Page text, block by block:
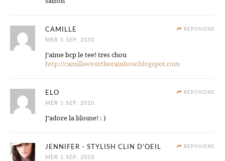
RÉPONDRE
CAMILLE
MER 1 SEP, 2010
j’aime bcp le tee! tres chou
http://camilleovertherainbow.blogspot.com
RÉPONDRE
ELO
MER 1 SEP, 2010
J’adore la blouse! : )
RÉPONDRE
JENNIFER - STYLISH CLIN D'OEIL
MER 1 SEP, 2010